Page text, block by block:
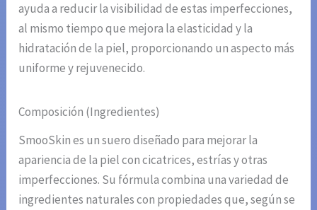
ayuda a reducir la visibilidad de estas imperfecciones,
al mismo tiempo que mejora la elasticidad y la
hidratación de la piel, proporcionando un aspecto más
uniforme y rejuvenecido.
Composición (Ingredientes)
SmooSkin es un suero diseñado para mejorar la
apariencia de la piel con cicatrices, estrías y otras
imperfecciones. Su fórmula combina una variedad de
ingredientes naturales con propiedades que, según se